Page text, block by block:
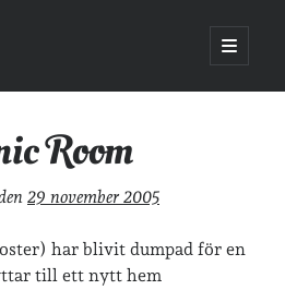
öppna
primär
Room
29 november 2005
har blivit dumpad för en
till ett nytt hem